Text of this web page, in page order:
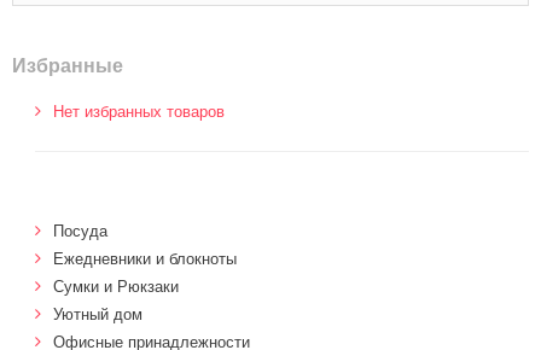
Избранные
Нет избранных товаров
Посуда
Ежедневники и блокноты
Сумки и Рюкзаки
Уютный дом
Офисные принадлежности